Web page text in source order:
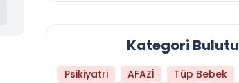
Kategori Bulutu
Psikiyatri AFAZİ
Tüp Bebek